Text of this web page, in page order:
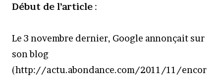
Début de l’article :
Le 3 novembre dernier, Google annonçait sur
son blog
(http://actu.abondance.com/2011/11/encor